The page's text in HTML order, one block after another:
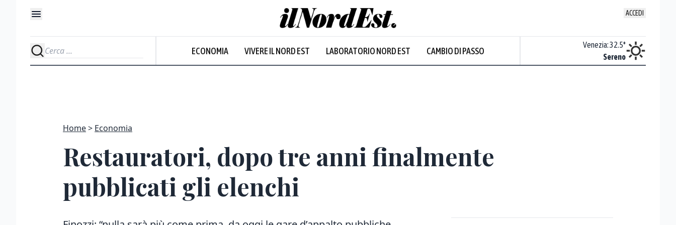
ACCEDI
ECONOMIA VIVERE IL NORD EST LABORATORIO NORD EST CAMBIO DI PASSO
Prevalentemente soleggiato
Venezia:32.5°
Sereno
Home Economia
Restauratori, dopo tre anni finalmente
pubblicati gli elenchi